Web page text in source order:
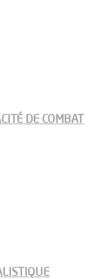
DE COMBAT